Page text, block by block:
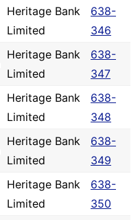
Heritage Bank
Limited
638-
346
Heritage Bank
Limited
638-
347
Heritage Bank
Limited
638-
348
Heritage Bank
Limited
638-
349
Heritage Bank
Limited
638-
350